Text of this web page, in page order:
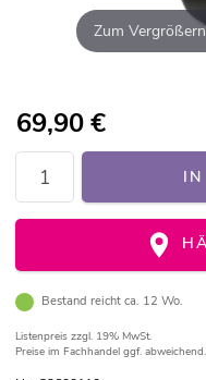
Zum
69,90€
IN
Bestand reicht ca. 12 Wo.
Listenpreis zzgl. 19% MwSt.
Preise im Fachhandel ggf. abweichend.